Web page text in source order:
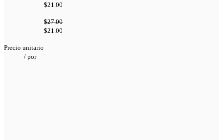
$21.00
$27.00
$21.00
Precio unitario
/ por